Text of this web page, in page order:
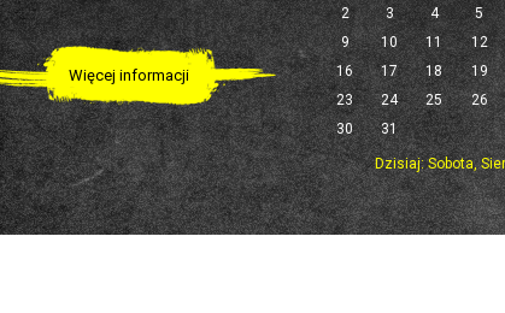
Więcej informacji
2
3 4 5
9
10 11 12
16
17 18 19
23
24 25 26
30
31
Dzisiaj: Sobota,